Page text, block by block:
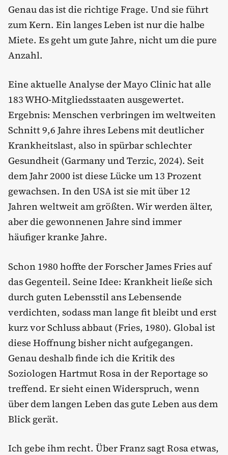
Genau das ist die richtige Frage. Und sie führt
zum Kern. Ein langes Leben ist nur die halbe
Miete. Es geht um gute Jahre, nicht um die pure
Anzahl.
Eine aktuelle Analyse der Mayo Clinic hat alle
183 WHO-Mitgliedsstaaten ausgewertet.
Ergebnis: Menschen verbringen im weltweiten
Schnitt 9,6 Jahre ihres Lebens mit deutlicher
Krankheitslast, also in spürbar schlechter
Gesundheit (Garmany und Terzic, 2024). Seit
dem Jahr 2000 ist diese Lücke um 13 Prozent
gewachsen. In den USA ist sie mit über 12
Jahren weltweit am größten. Wir werden älter,
aber die gewonnenen Jahre sind immer
häufiger kranke Jahre.
Schon 1980 hoffte der Forscher James Fries auf
das Gegenteil. Seine Idee: Krankheit ließe sich
durch guten Lebensstil ans Lebensende
verdichten, sodass man lange fit bleibt und erst
kurz vor Schluss abbaut (Fries, 1980). Global ist
diese Hoffnung bisher nicht aufgegangen.
Genau deshalb finde ich die Kritik des
Soziologen Hartmut Rosa in der Reportage so
treffend. Er sieht einen Widerspruch, wenn
über dem langen Leben das gute Leben aus dem
Blick gerät.
Ich gebe ihm recht. Über Franz sagt Rosa etwas,